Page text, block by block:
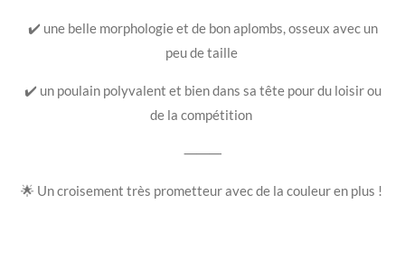
✔️ une belle morphologie et de bon aplombs, osseux avec un
peu de taille
✔️ un poulain polyvalent et bien dans sa tête pour du loisir ou
de la compétition
⸻
🌟 Un croisement très prometteur avec de la couleur en plus !